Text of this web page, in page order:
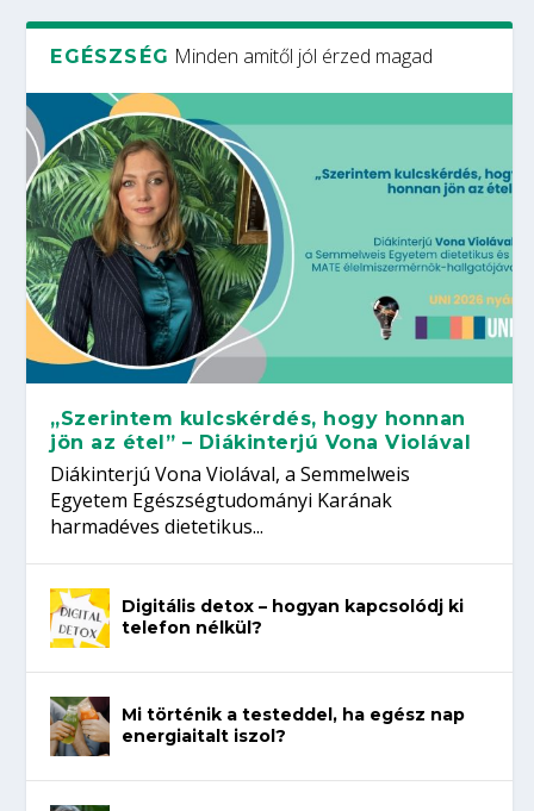
EGÉSZSÉG Minden amitől jól érzed magad
„Szerintem kulcskérdés, hogy honnan
jön az étel” – Diákinterjú Vona Violával
Diákinterjú Vona Violával, a Semmelweis
Egyetem Egészségtudományi Karának
harmadéves dietetikus...
Digitális detox – hogyan kapcsolódj ki
telefon nélkül?
Mi történik a testeddel, ha egész nap
energiaitalt iszol?